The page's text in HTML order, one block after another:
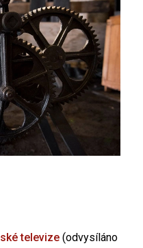
televize (odvysíláno